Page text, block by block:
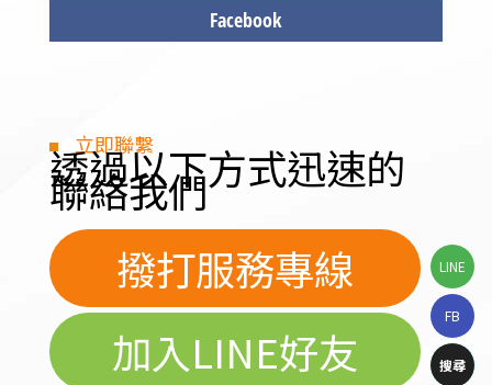
搜尋
LINE
FB
Facebook
立即聯繫
透過以下方式迅速的
聯絡我們
撥打服務專線
加入LINE好友